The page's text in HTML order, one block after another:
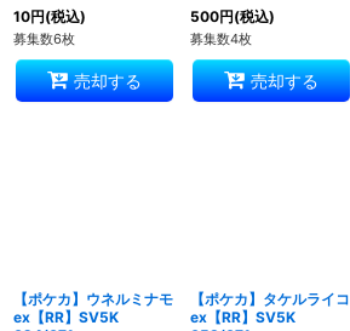
10円(税込)
募集数6枚
売却する
500円(税込)
募集数4枚
売却する
【ポケカ】ウネルミナモ
ex【RR】SV5K
【ポケカ】タケルライコ
ex【RR】SV5K